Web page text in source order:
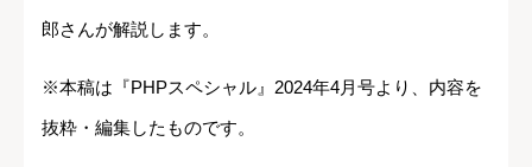
郎さんが解説します。
※本稿は『PHPスペシャル』2024年4月号より、内容を
抜粋・編集したものです。